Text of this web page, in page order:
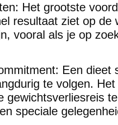
Het grootste
resultaat ziet op de
vooral als je op
Een dieet
te volgen.
gewichtsverliesreis
speciale